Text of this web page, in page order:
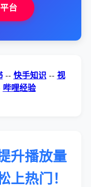
台
-- 快手知识 -- 视
哔哩经验
升播放量
上热门！